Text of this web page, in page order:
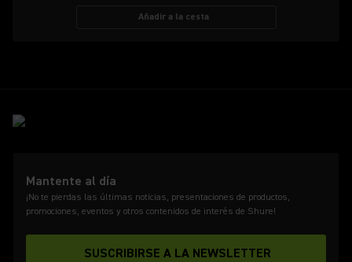
Añadir a la cesta
Mantente al día
¡No te pierdas las últimas noticias, presentaciones de productos,
promociones, eventos y otros contenidos de interés de Shure!
SUSCRIBIRSE A LA NEWSLETTER